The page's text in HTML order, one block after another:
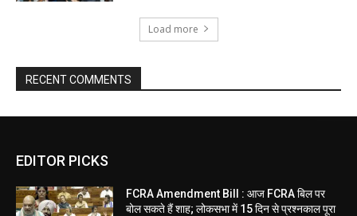
Load more
RECENT COMMENTS
EDITOR PICKS
FCRA Amendment Bill : आज FCRA बिल पर
बोल सकते हैं शाह; लोकसभा में 15 दिन से प्रश्नकाल पूरा